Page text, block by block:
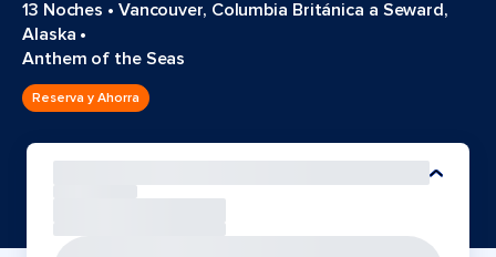
13 Noches • Vancouver, Columbia Británica a Seward,
Alaska •
Anthem of the Seas
Reserva y Ahorra